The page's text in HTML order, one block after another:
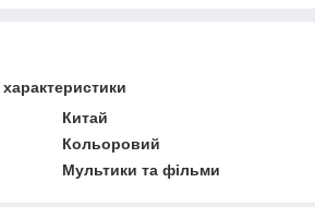
Китай
Кольоровий
Мультики та фільми